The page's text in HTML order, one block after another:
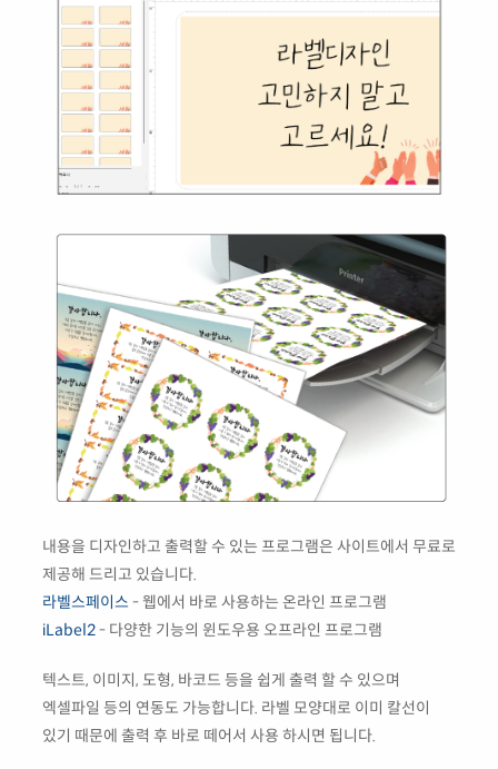
내용을 디자인하고 출력할 수 있는 프로그램은 사이트에서 무료로
제공해 드리고 있습니다.
라벨스페이스 - 웹에서 바로 사용하는 온라인 프로그램
iLabel2- 다양한 기능의 윈도우용 오프라인 프로그램
텍스트, 이미지, 도형, 바코드 등을 쉽게 출력 할 수 있으며
엑셀파일 등의 연동도 가능합니다. 라벨 모양대로 이미 칼선이
있기 때문에 출력 후 바로 떼어서 사용 하시면 됩니다.